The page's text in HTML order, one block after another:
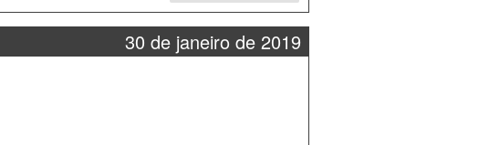
30 de janeiro de 2019